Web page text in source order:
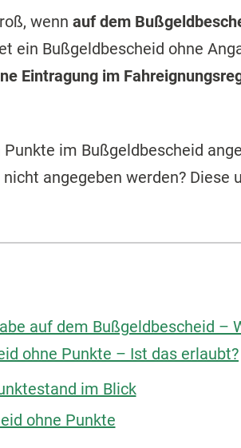
wenn auf dem
ein Bußgeldbescheid ohne
Eintragung im
im Bußgeldbescheid
angegeben werden?
auf dem Bußgeldbescheid –
ohne Punkte – Ist das erlaubt?
im Blick
ohne Punkte